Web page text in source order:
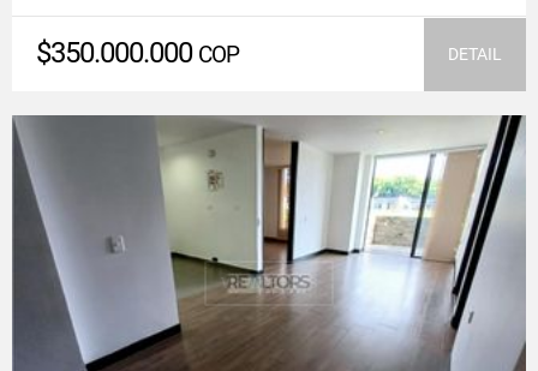
$350.000.000 COP DETAIL
VIEW DETAILS